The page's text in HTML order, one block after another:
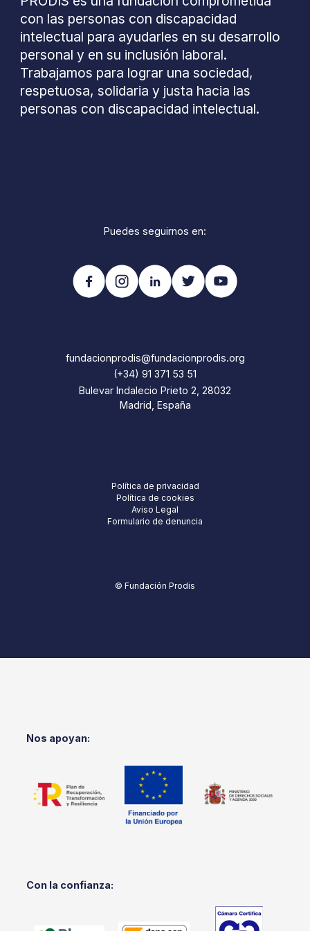
con las personas con discapacidad
intelectual para ayudarles en su desarrollo
personal y en su inclusión laboral.
Trabajamos para lograr una sociedad,
respetuosa, solidaria y justa hacia las
personas con discapacidad intelectual.
Puedes seguirnos en:
fundacionprodis@fundacionprodis.org
(+34) 91 371 53 51
Bulevar Indalecio Prieto 2, 28032
Madrid, España
Política de privacidad
Política de cookies
Aviso Legal
Formulario de denuncia
© Fundación Prodis
Nos apoyan:
Con la confianza: